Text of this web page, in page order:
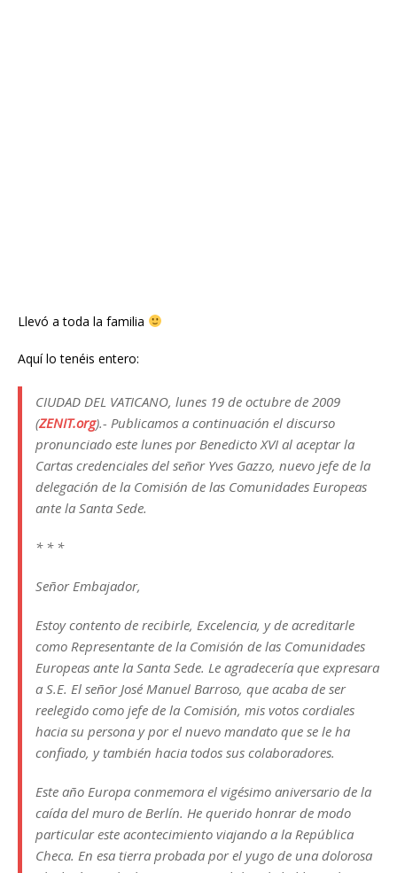
Llevó a toda la familia
Aquí lo tenéis entero:
CIUDAD DEL VATICANO, lunes 19 de octubre de 2009
(ZENIT.org).- Publicamos a continuación el discurso
pronunciado este lunes por Benedicto XVI al aceptar la
Cartas credenciales del señor Yves Gazzo, nuevo jefe de la
delegación de la Comisión de las Comunidades Europeas
ante la Santa Sede.
* * *
Señor Embajador,
Estoy contento de recibirle, Excelencia, y de acreditarle
como Representante de la Comisión de las Comunidades
Europeas ante la Santa Sede. Le agradecería que expresara
a S.E. El señor José Manuel Barroso, que acaba de ser
reelegido como jefe de la Comisión, mis votos cordiales
hacia su persona y por el nuevo mandato que se le ha
confiado, y también hacia todos sus colaboradores.
Este año Europa conmemora el vigésimo aniversario de la
caída del muro de Berlín. He querido honrar de modo
particular este acontecimiento viajando a la República
Checa. En esa tierra probada por el yugo de una dolorosa